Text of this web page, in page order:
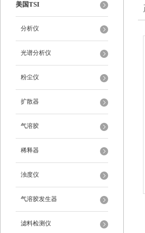
美国TSI
分析仪
光谱分析仪
粉尘仪
扩散器
气溶胶
稀释器
浊度仪
气溶胶发生器
滤料检测仪